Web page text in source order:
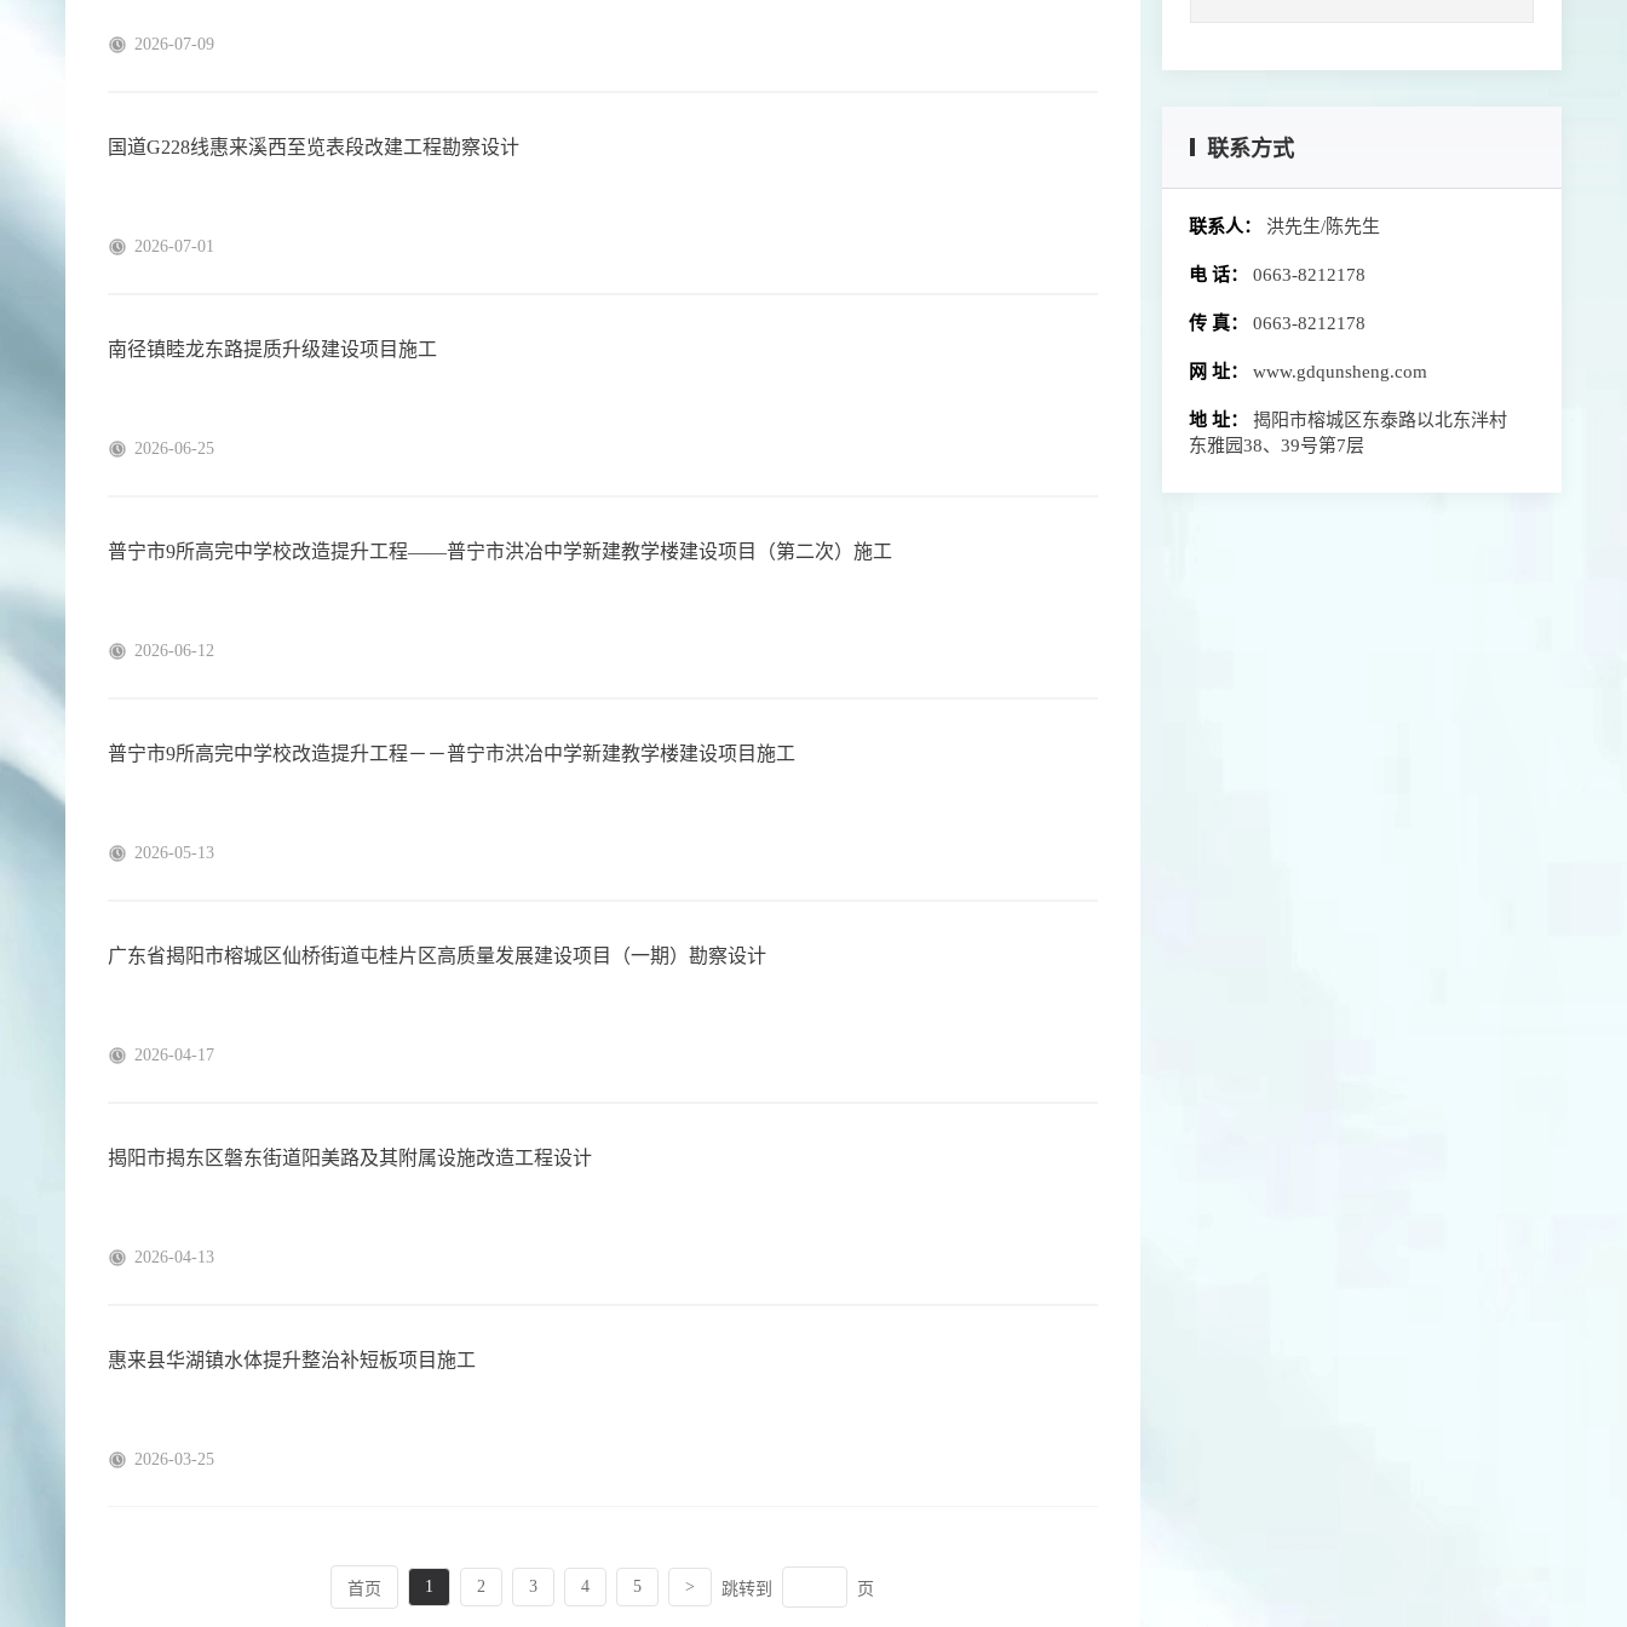
2026-07-09
国道G228线惠来溪西至览表段改建工程勘察设计
2026-07-01
南径镇睦龙东路提质升级建设项目施工
2026-06-25
普宁市9所高完中学校改造提升工程——普宁市洪冶中学新建教学楼建设项目（第二次）施工
2026-06-12
普宁市9所高完中学校改造提升工程－－普宁市洪冶中学新建教学楼建设项目施工
2026-05-13
广东省揭阳市榕城区仙桥街道屯桂片区高质量发展建设项目（一期）勘察设计
2026-04-17
揭阳市揭东区磐东街道阳美路及其附属设施改造工程设计
2026-04-13
惠来县华湖镇水体提升整治补短板项目施工
2026-03-25
首页 1 2 3 4 5 > 跳转到 页
联系方式
联系人： 洪先生/陈先生
电 话：0663-8212178
传 真：0663-8212178
网 址：www.gdqunsheng.com
地 址：揭阳市榕城区东泰路以北东泮村
东雅园38、39号第7层